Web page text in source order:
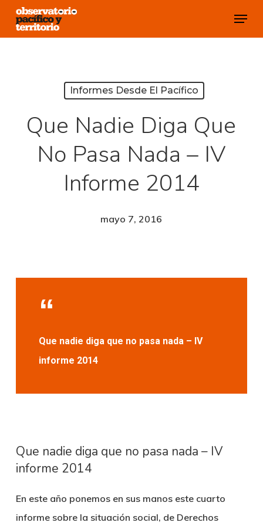
Skip
Menu
Informes Desde El Pacífico
Que Nadie Diga Que
No Pasa Nada – IV
Informe 2014
mayo 7, 2016
Que nadie diga que no pasa nada – IV
informe 2014
Que nadie diga que no pasa nada – IV
informe 2014
En este año ponemos en sus manos este cuarto
informe sobre la situación social, de Derechos
Close